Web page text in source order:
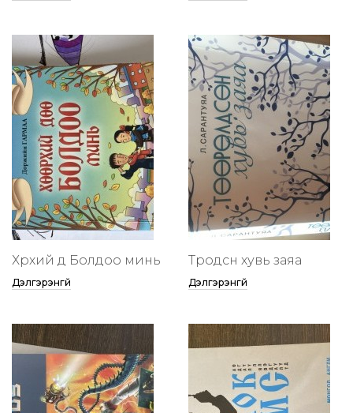
Хөөрхий дөө Болдоо минь
Дэлгэрэнгүй
Төөрөодсөн хувь заяа
Дэлгэрэнгүй